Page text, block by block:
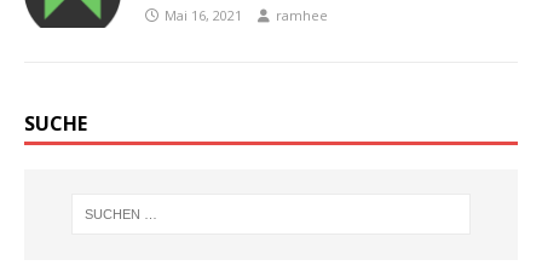
Mai 16, 2021 ramhee
SUCHE